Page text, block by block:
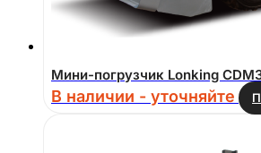
Мини-погрузчик Lonking
В наличии - уточняйте